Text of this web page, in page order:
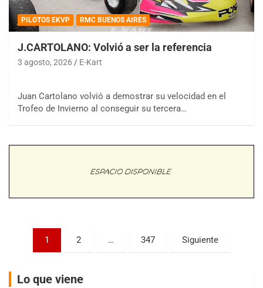
PILOTOS EKVP RMC BUENOS AIRES
J.CARTOLANO: Volvió a ser la referencia
3 agosto, 2026 E-Kart
Juan Cartolano volvió a demostrar su velocidad en el
Trofeo de Invierno al conseguir su tercera…
Paginación
entradas
1 2 … 347 Siguiente
Lo que viene
08/09-AGO
IAME SERIES ARGENTINA 6
Ramiro Tot (Asfalto)
Ciudad de Trenque Lauquen (Asfalto)